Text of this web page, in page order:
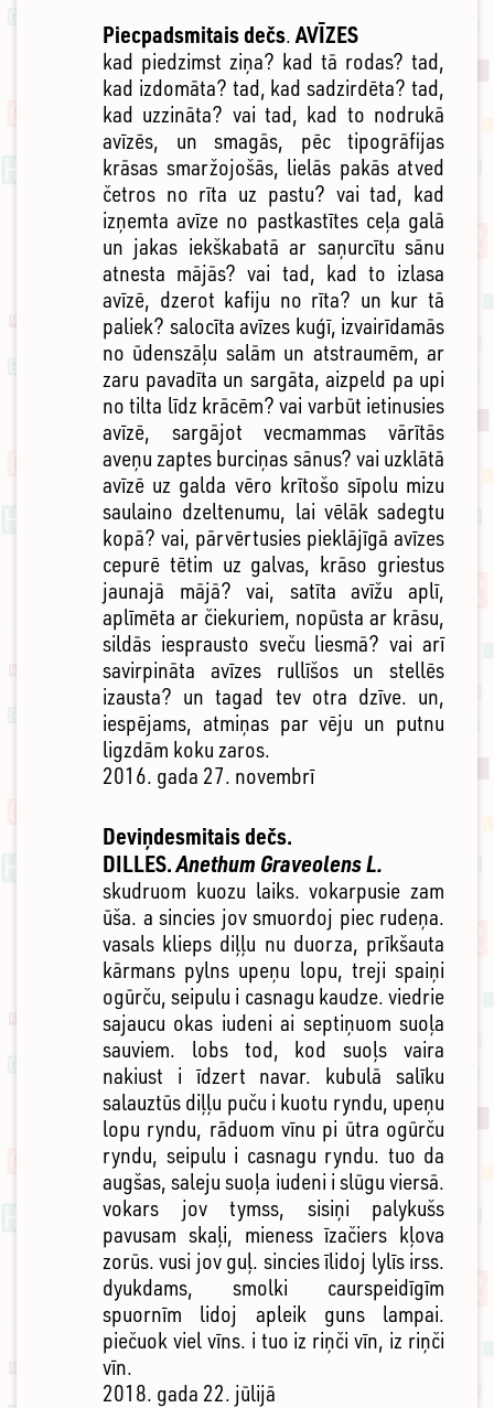
Piecpadsmitais dečs. AVĪZES
kad piedzimst ziņa? kad tā rodas? tad,
kad izdomāta? tad, kad sadzirdēta? tad,
kad uzzināta? vai tad, kad to nodrukā
avīzēs, un smagās, pēc tipogrāfijas
krāsas smaržojošās, lielās pakās atved
četros no rīta uz pastu? vai tad, kad
izņemta avīze no pastkastītes ceļa galā
un jakas iekškabatā ar saņurcītu sānu
atnesta mājās? vai tad, kad to izlasa
avīzē, dzerot kafiju no rīta? un kur tā
paliek? salocīta avīzes kuģī, izvairīdamās
no ūdenszāļu salām un atstraumēm, ar
zaru pavadīta un sargāta, aizpeld pa upi
no tilta līdz krācēm? vai varbūt ietinusies
avīzē, sargājot vecmammas vārītās
aveņu zaptes burciņas sānus? vai uzklātā
avīzē uz galda vēro krītošo sīpolu mizu
saulaino dzeltenumu, lai vēlāk sadegtu
kopā? vai, pārvērtusies pieklājīgā avīzes
cepurē tētim uz galvas, krāso griestus
jaunajā mājā? vai, satīta avīžu aplī,
aplīmēta ar čiekuriem, nopūsta ar krāsu,
sildās iesprausto sveču liesmā? vai arī
savirpināta avīzes rullīšos un stellēs
izausta? un tagad tev otra dzīve. un,
iespējams, atmiņas par vēju un putnu
ligzdām koku zaros.
2016. gada 27. novembrī
Deviņdesmitais dečs.
DILLES.Anethum Graveolens L.
skudruom kuozu laiks. vokarpusie zam
ūša. a sincies jov smuordoj piec rudeņa.
vasals klieps diļļu nu duorza, prīkšauta
kārmans pylns upeņu lopu, treji spaiņi
ogūrču, seipulu i casnagu kaudze. viedrie
sajaucu okas iudeni ai septiņuom suoļa
sauviem. lobs tod, kod suoļs vaira
nakiust i īdzert navar. kubulā salīku
salauztūs diļļu puču i kuotu ryndu, upeņu
lopu ryndu, rāduom vīnu pi ūtra ogūrču
ryndu, seipulu i casnagu ryndu. tuo da
augšas, saleju suoļa iudeni i slūgu viersā.
vokars jov tymss, sisiņi palykušs
pavusam skaļi, mieness īzačiers kļova
zorūs. vusi jov guļ. sincies īlidoj lylīs irss.
dyukdams, smolki caurspeidīgīm
spuornīm lidoj apleik guns lampai.
piečuok viel vīns. i tuo iz riņči vīn, iz riņči
vīn.
2018. gada 22. jūlijā